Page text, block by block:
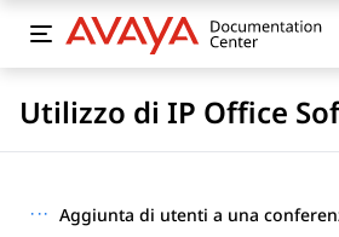
Utilizzo di IP Office
··· Aggiunta di utenti a una